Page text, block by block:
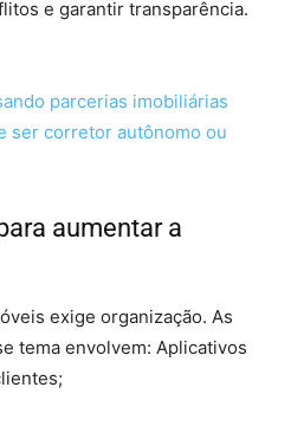
e garantir transparência.
parcerias imobiliárias
ser corretor autônomo ou
aumentar a
exige organização. As
tema envolvem: Aplicativos